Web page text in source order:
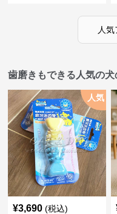
人
歯磨きもできる人気の犬
人気
¥3,690 (税込)